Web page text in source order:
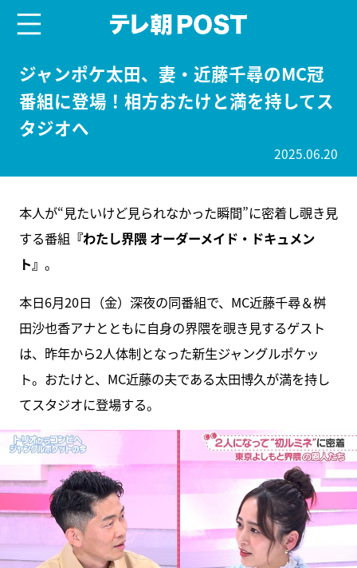
ジャンポケ太田、妻・近藤千尋のMC冠
番組に登場！相方おたけと満を持してス
タジオへ
2025.06.20
本人が“見たいけど見られなかった瞬間”に密着し覗き見
する番組 『わたし界隈 オーダーメイド・ドキュメン
ト』 。
本日6月20日（金）深夜の同番組で、MC近藤千尋＆桝
田沙也香アナとともに自身の界隈を覗き見するゲスト
は、昨年から2人体制となった新生ジャングルポケッ
ト。おたけと、MC近藤の夫である太田博久が満を持し
てスタジオに登場する。